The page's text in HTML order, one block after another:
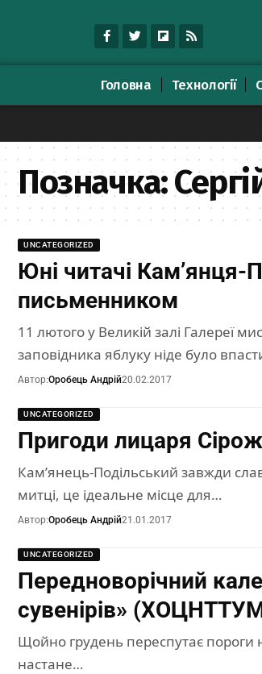
Головна Технології
Позначка:
UNCATEGORIZED
Юні читачі Кам’янця-
письменником
11 лютого у Великій залі Галереї
заповідника яблуку ніде було
Автор:Оробець Андрій20.02.2017
UNCATEGORIZED
Пригоди лицаря
Кам’янець-Подільський завжди
митці, це ідеальне місце для…
Автор:Оробець Андрій21.01.2017
UNCATEGORIZED
Передноворічний
сувенірів»
Щойно грудень переспутає пороги
настане…